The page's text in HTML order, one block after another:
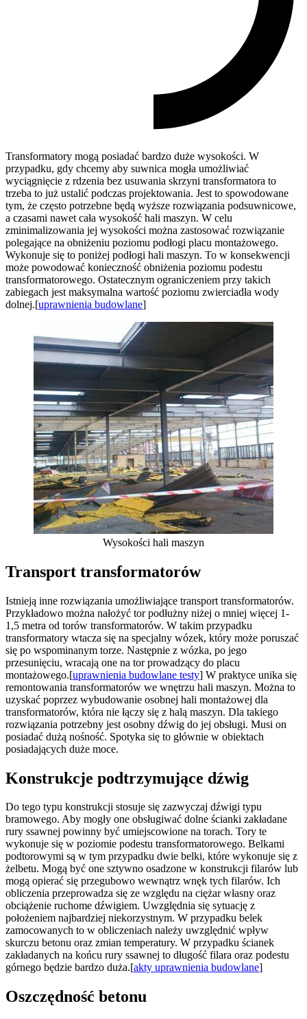
Transformatory mogą posiadać bardzo duże wysokości. W
przypadku, gdy chcemy aby suwnica mogła umożliwiać
wyciągnięcie z rdzenia bez usuwania skrzyni transformatora to
trzeba to już ustalić podczas projektowania. Jest to spowodowane
tym, że często potrzebne będą wyższe rozwiązania podsuwnicowe,
a czasami nawet cała wysokość hali maszyn. W celu
zminimalizowania jej wysokości można zastosować rozwiązanie
polegające na obniżeniu poziomu podłogi placu montażowego.
Wykonuje się to poniżej podłogi hali maszyn. To w konsekwencji
może powodować konieczność obniżenia poziomu podestu
transformatorowego. Ostatecznym ograniczeniem przy takich
zabiegach jest maksymalna wartość poziomu zwierciadła wody
dolnej.[uprawnienia budowlane]
Wysokości hali maszyn
Transport transformatorów
Istnieją inne rozwiązania umożliwiające transport transformatorów.
Przykładowo można nałożyć tor podłużny niżej o mniej więcej 1-
1,5 metra od torów transformatorów. W takim przypadku
transformatory wtacza się na specjalny wózek, który może poruszać
się po wspominanym torze. Następnie z wózka, po jego
przesunięciu, wracają one na tor prowadzący do placu
montażowego.[uprawnienia budowlane testy] W praktyce unika się
remontowania transformatorów we wnętrzu hali maszyn. Można to
uzyskać poprzez wybudowanie osobnej hali montażowej dla
transformatorów, która nie łączy się z halą maszyn. Dla takiego
rozwiązania potrzebny jest osobny dźwig do jej obsługi. Musi on
posiadać dużą nośność. Spotyka się to głównie w obiektach
posiadających duże moce.
Konstrukcje podtrzymujące dźwig
Do tego typu konstrukcji stosuje się zazwyczaj dźwigi typu
bramowego. Aby mogły one obsługiwać dolne ścianki zakładane
rury ssawnej powinny być umiejscowione na torach. Tory te
wykonuje się w poziomie podestu transformatorowego. Belkami
podtorowymi są w tym przypadku dwie belki, które wykonuje się z
żelbetu. Mogą być one sztywno osadzone w konstrukcji filarów lub
mogą opierać się przegubowo wewnątrz wnęk tych filarów. Ich
obliczenia przeprowadza się ze względu na ciężar własny oraz
obciążenie ruchome dźwigiem. Uwzględnia się sytuację z
położeniem najbardziej niekorzystnym. W przypadku belek
zamocowanych to w obliczeniach należy uwzględnić wpływ
skurczu betonu oraz zmian temperatury. W przypadku ścianek
zakładanych na końcu rury ssawnej to długość filara oraz podestu
górnego będzie bardzo duża.[akty uprawnienia budowlane]
Oszczędność betonu